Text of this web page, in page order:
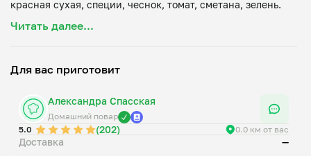
Читать далее...
Для вас приготовит
Александра Спасская
Домашний повар
5.0
(202) 0.0 км от вас
Доставка —